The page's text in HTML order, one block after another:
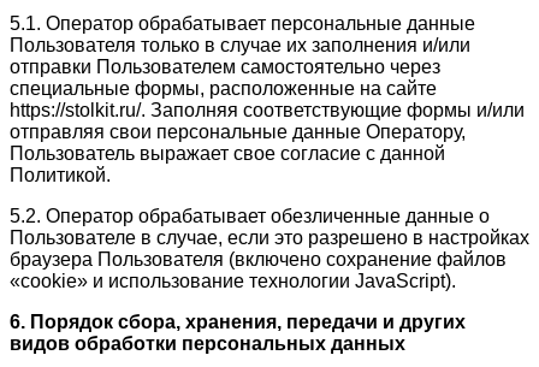
5.1. Оператор обрабатывает персональные данные
Пользователя только в случае их заполнения и/или
отправки Пользователем самостоятельно через
специальные формы, расположенные на сайте
https://stolkit.ru/. Заполняя соответствующие формы и/или
отправляя свои персональные данные Оператору,
Пользователь выражает свое согласие с данной
Политикой.
5.2. Оператор обрабатывает обезличенные данные о
Пользователе в случае, если это разрешено в настройках
браузера Пользователя (включено сохранение файлов
«cookie» и использование технологии JavaScript).
6. Порядок сбора, хранения, передачи и других
видов обработки персональных данных